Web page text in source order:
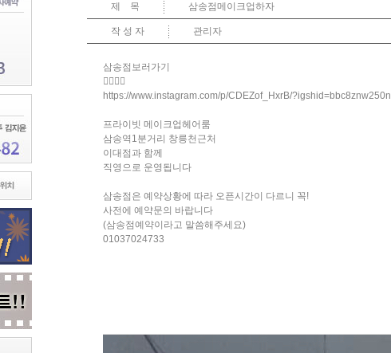
제 목 삼송점메이크업하자
작 성 자 관리자
삼송점보러가기
👇🏻👇🏻
https://www.instagram.com/p/CDEZof_HxrB/?igshid=bbc8znw250n
프라이빗 메이크업헤어룸
삼송역1분거리 창릉천근처
이대점과 함께
직영으로 운영됩니다
삼송점은 예약상황에 따라 오픈시간이 다르니 꼭!
사전에 예약문의 바랍니다
(삼송점예약이라고 말씀해주세요)
01037024733